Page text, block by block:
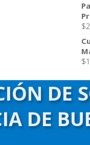
$
$
DE
DE